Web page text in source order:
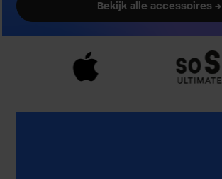
Bekijk alle accessoires →